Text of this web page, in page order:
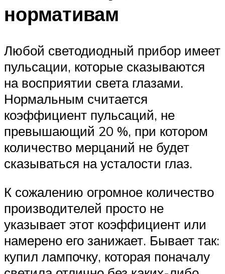
нормативам
Любой светодиодный прибор имеет
пульсации, которые сказываются
на восприятии света глазами.
Нормальным считается
коэффициент пульсаций, не
превышающий 20 %, при котором
количество мерцаний не будет
сказываться на усталости глаз.
К сожалению огромное количество
производителей просто не
указывает этот коэффициент или
намерено его занижает. Бывает так:
купил лампочку, которая поначалу